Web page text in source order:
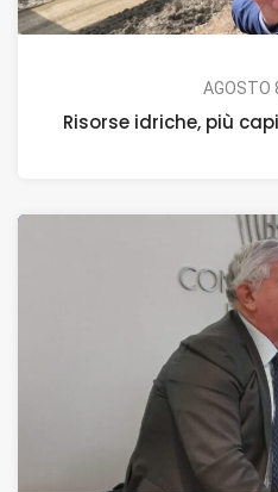
AGOSTO
Risorse idriche, più